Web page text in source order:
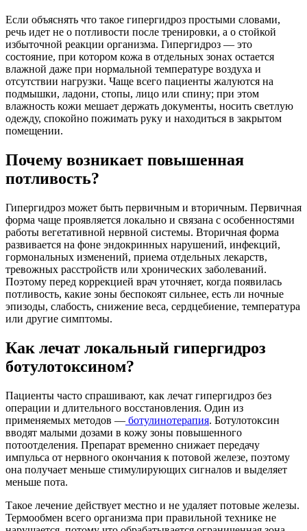
Если объяснять что такое гипергидроз простыми словами,
речь идет не о потливости после тренировки, а о стойкой
избыточной реакции организма. Гипергидроз — это
состояние, при котором кожа в отдельных зонах остается
влажной даже при нормальной температуре воздуха и
отсутствии нагрузки. Чаще всего пациенты жалуются на
подмышки, ладони, стопы, лицо или спину; при этом
влажность кожи мешает держать документы, носить светлую
одежду, спокойно пожимать руку и находиться в закрытом
помещении.
Почему возникает повышенная
потливость?
Гипергидроз может быть первичным и вторичным. Первичная
форма чаще проявляется локально и связана с особенностями
работы вегетативной нервной системы. Вторичная форма
развивается на фоне эндокринных нарушений, инфекций,
гормональных изменений, приема отдельных лекарств,
тревожных расстройств или хронических заболеваний.
Поэтому перед коррекцией врач уточняет, когда появилась
потливость, какие зоны беспокоят сильнее, есть ли ночные
эпизоды, слабость, снижение веса, сердцебиение, температура
или другие симптомы.
Как лечат локальный гипергидроз
ботулотоксином?
Пациенты часто спрашивают, как лечат гипергидроз без
операции и длительного восстановления. Один из
применяемых методов — ботулинотерапия. Ботулотоксин
вводят малыми дозами в кожу зоны повышенного
потоотделения. Препарат временно снижает передачу
импульса от нервного окончания к потовой железе, поэтому
она получает меньше стимулирующих сигналов и выделяет
меньше пота.
Такое лечение действует местно и не удаляет потовые железы.
Термообмен всего организма при правильной технике не